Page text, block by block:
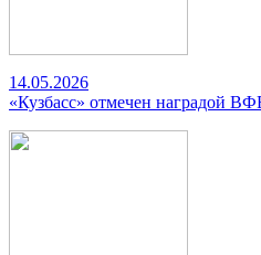
14.05.2026
«Кузбасс» отмечен наградой